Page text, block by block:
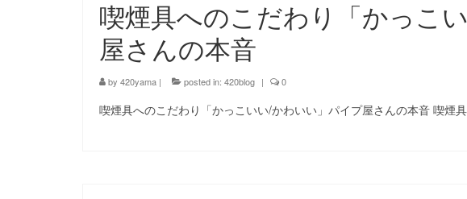
喫煙具へのこだわり「かっこ
屋さんの本音
by 420yama | posted in: 420blog | 0
喫煙具へのこだわり「かっこいい/かわいい」パイプ屋さんの本音 喫煙